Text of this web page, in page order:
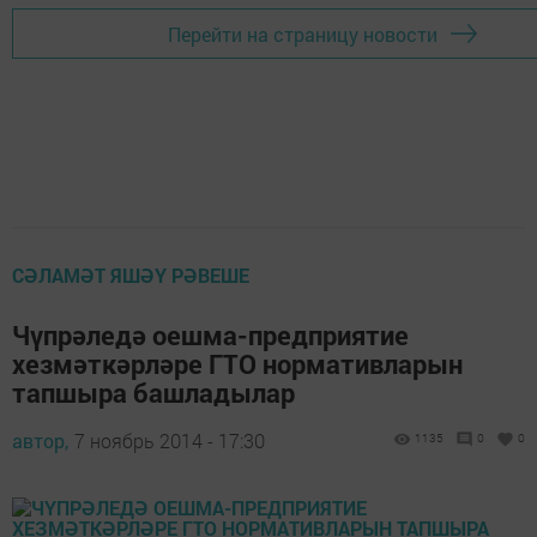
Перейти на страницу новости
СӘЛАМӘТ ЯШӘҮ РӘВЕШЕ
Чүпрәледә оешма-предприятие
хезмәткәрләре ГТО нормативларын
тапшыра башладылар
автор, 7 ноябрь 2014 - 17:30 1135 0 0